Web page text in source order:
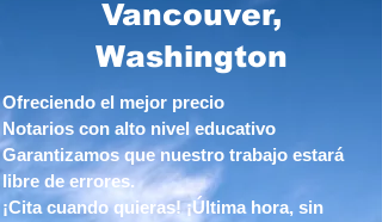
Vancouver,
Washington
Ofreciendo el mejor precio
Notarios con alto nivel educativo
Garantizamos que nuestro trabajo estará
libre de errores.
¡Cita cuando quieras! ¡Última hora, sin